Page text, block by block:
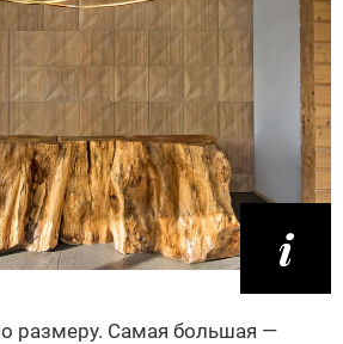
размеру. Самая большая —